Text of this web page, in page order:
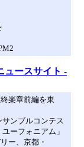
ュースサイト -
楽章前編を東
サンブルコンテス
ーフォニアム」
ー、京都・